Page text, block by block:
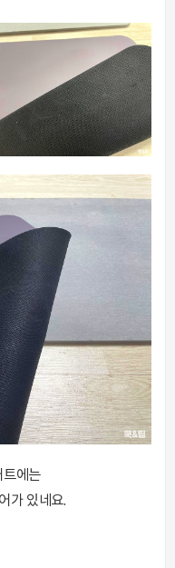
트에는
가 있네요.